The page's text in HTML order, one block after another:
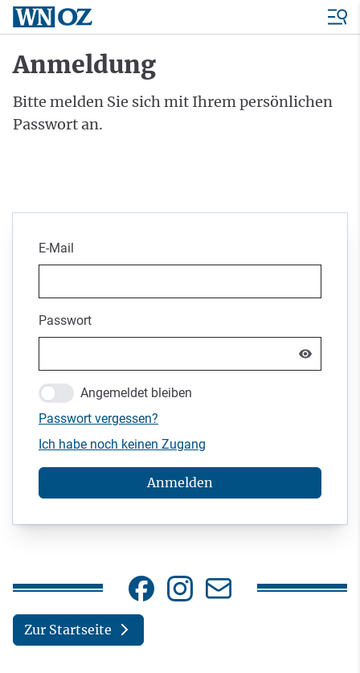
Anmeldung
Bitte melden Sie sich mit Ihrem persönlichen
Passwort an.
E-Mail
Passwort
Angemeldet bleiben
Passwort vergessen?
Ich habe noch keinen Zugang
Anmelden
Zur Startseite